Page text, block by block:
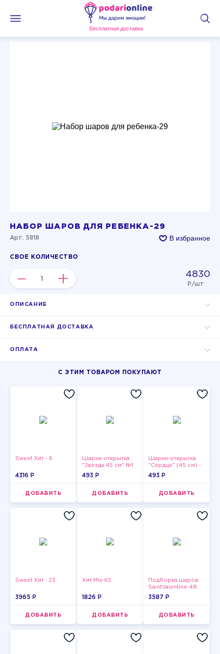
Бесплатная доставка
НАБОР ШАРОВ ДЛЯ РЕБЕНКА-29
Арт. 5818 В избранное
СВОЕ КОЛИЧЕСТВО
– + 4830
Р/шт
ОПИСАНИЕ
БЕСПЛАТНАЯ ДОСТАВКА
ОПЛАТА
С ЭТИМ ТОВАРОМ ПОКУПАЮТ
Sweet Хит - 6
4316 P
ДОБАВИТЬ
Шарик-открытка
"Звезда 45 см" №1
493 P
ДОБАВИТЬ
Шарик-открытка
"Сердце" (45 см) -
2
493 P
ДОБАВИТЬ
Sweet Хит - 23
3965 P
ДОБАВИТЬ
Хит Mix-65
1826 P
ДОБАВИТЬ
Подборка шаров
SaintValentine-48
3587 P
ДОБАВИТЬ